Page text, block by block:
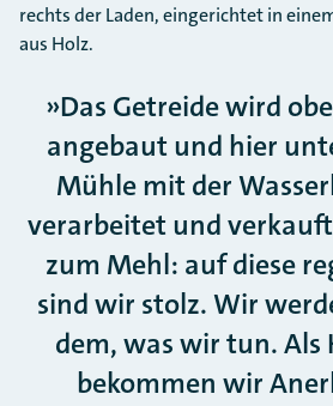
rechts der Laden, eingerichtet in
aus Holz.
Das Getreide wird
angebaut und hier
Mühle mit der
verarbeitet und
zum Mehl: auf diese
sind wir stolz. Wir
dem, was wir tun. Als
bekommen wir